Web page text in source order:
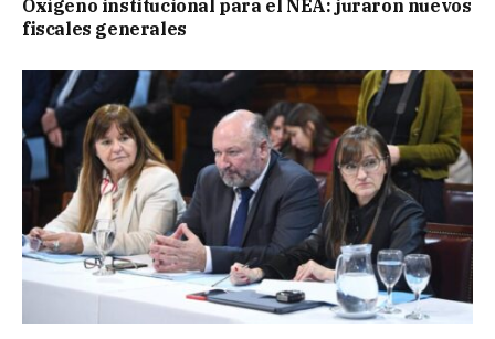
Oxígeno institucional para el NEA: juraron nuevos
fiscales generales